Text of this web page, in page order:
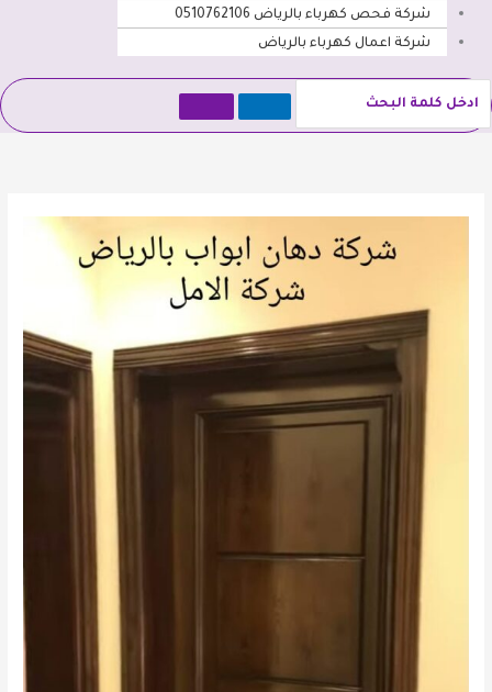
شركة فحص كهرباء بالرياض 0510762106
شركة اعمال كهرباء بالرياض